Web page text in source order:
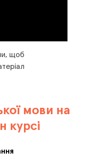
щоб
мови на
курсі